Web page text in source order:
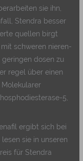
sie ihn,
Stendra besser
quellen birgt
schweren nieren-
dosen zu
regel über einen
5,
ergibt sich bei
sie in unseren
für Stendra